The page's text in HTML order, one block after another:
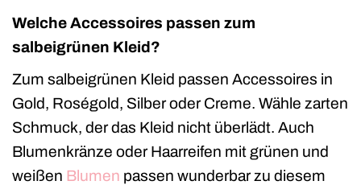
Welche Accessoires passen zum
salbeigrünen Kleid?
Zum salbeigrünen Kleid passen Accessoires in
Gold, Roségold, Silber oder Creme. Wähle zarten
Schmuck, der das Kleid nicht überlädt. Auch
Blumenkränze oder Haarreifen mit grünen und
weißen Blumen passen wunderbar zu diesem